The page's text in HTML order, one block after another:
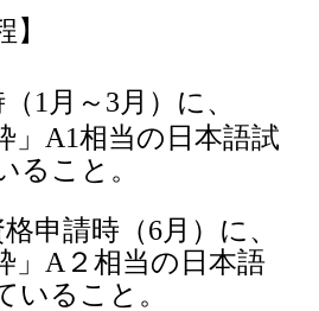
】
1月～3月）に、
」A1相当の日本語試
ること。
請時（6月）に、
」A２相当の日本語
いること。